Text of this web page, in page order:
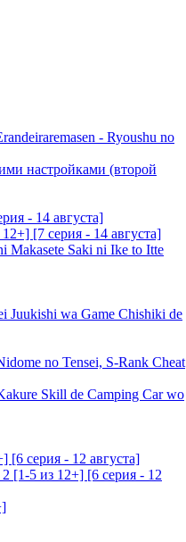
- Ryoushu no
настройками (второй
- 14 августа]
[7 серия - 14 августа]
Makasete Saki ni Ike to Itte
Juukishi wa Game Chishiki de
no Tensei, S-Rank Cheat
Skill de Camping Car wo
[6 серия - 12 августа]
[1-5 из 12+] [6 серия - 12